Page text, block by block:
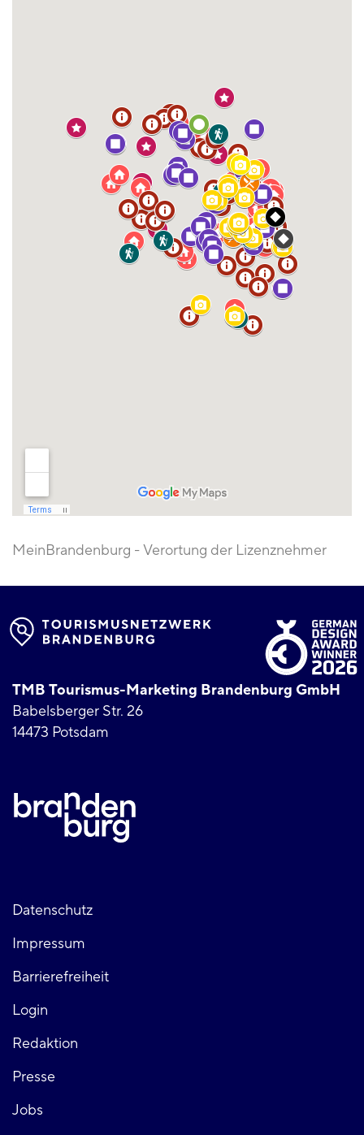
MeinBrandenburg - Verortung der Lizenznehmer
TMB Tourismus-Marketing Brandenburg GmbH
Babelsberger Str. 26
14473 Potsdam
Fußzeile
links
Datenschutz
Impressum
Barrierefreiheit
Login
Fußzeile
rechts
Redaktion
Presse
Jobs